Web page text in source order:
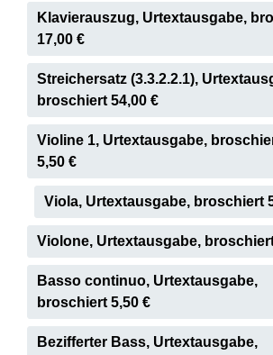
Klavierauszug, Urtextausgabe,
17,00 €
Streichersatz (3.3.2.2.1),
broschiert 54,00 €
Violine 1, Urtextausgabe,
5,50 €
Viola, Urtextausgabe, broschiert
Violone, Urtextausgabe,
Basso continuo, Urtextausgabe,
broschiert 5,50 €
Bezifferter Bass, Urtextausgabe,